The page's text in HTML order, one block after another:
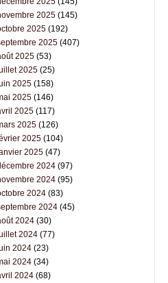
2025(145)
2025(192)
2025(407)
2025(53)
2025(25)
2025(158)
2025(146)
2025(117)
2025(126)
2025(104)
2025(47)
2024(97)
2024(95)
2024(83)
2024(45)
2024(30)
2024(77)
2024(23)
2024(34)
2024(68)